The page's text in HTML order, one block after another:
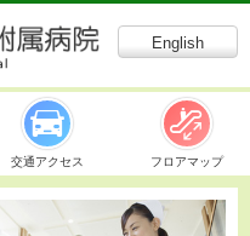
English
交通アクセス フロアマップ